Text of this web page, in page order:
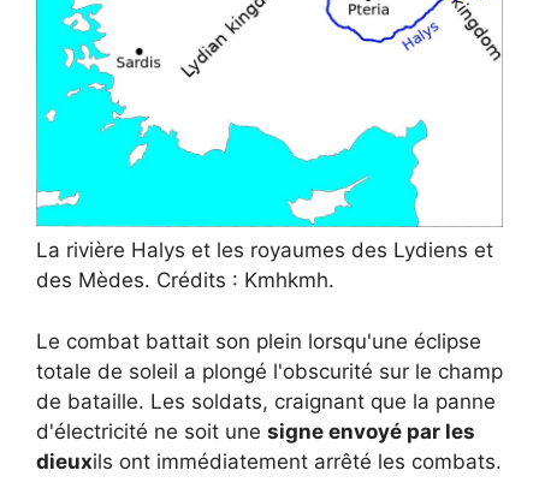
La rivière Halys et les royaumes des Lydiens et
des Mèdes. Crédits : Kmhkmh.
Le combat battait son plein lorsqu'une éclipse
totale de soleil a plongé l'obscurité sur le champ
de bataille. Les soldats, craignant que la panne
d'électricité ne soit une signe envoyé par les
dieuxils ont immédiatement arrêté les combats.